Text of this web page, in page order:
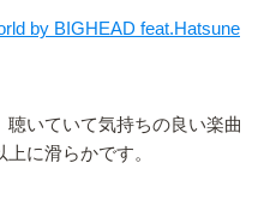
by BIGHEAD feat.Hatsune
いていて気持ちの良い楽曲
に滑らかです。